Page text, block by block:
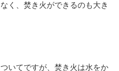
く、焚き火ができるのも大き
いてですが、焚き火は水をか